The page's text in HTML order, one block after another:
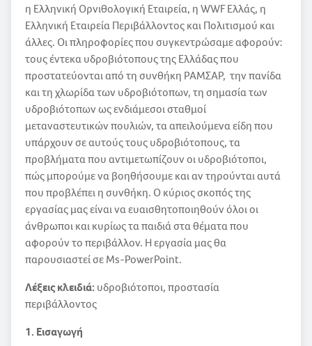
η Ελληνική Ορνιθολογική Εταιρεία, η WWF Ελλάς, η
Ελληνική Εταιρεία Περιβάλλοντος και Πολιτισμού και
άλλες. Οι πληροφορίες που συγκεντρώσαμε αφορούν:
τους έντεκα υδροβιότοπους της Ελλάδας που
προστατεύονται από τη συνθήκη ΡΑΜΣΑΡ, την πανίδα
και τη χλωρίδα των υδροβιότοπων, τη σημασία των
υδροβιότοπων ως ενδιάμεσοι σταθμοί
μεταναστευτικών πουλιών, τα απειλούμενα είδη που
υπάρχουν σε αυτούς τους υδροβιότοπους, τα
προβλήματα που αντιμετωπίζουν οι υδροβιότοποι,
πώς μπορούμε να βοηθήσουμε και αν τηρούνται αυτά
που προβλέπει η συνθήκη. Ο κύριος σκοπός της
εργασίας μας είναι να ευαισθητοποιηθούν όλοι οι
άνθρωποι και κυρίως τα παιδιά στα θέματα που
αφορούν το περιβάλλον. Η εργασία μας θα
παρουσιαστεί σε Ms-PowerPoint.
Λέξεις κλειδιά: υδροβιότοποι, προστασία
περιβάλλοντος
1. Εισαγωγή